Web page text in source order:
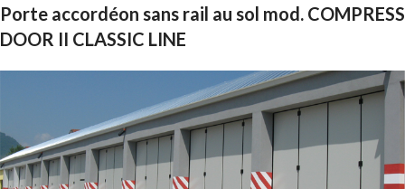
Porte accordéon sans rail au sol mod. COMPRESS
DOOR II CLASSIC LINE